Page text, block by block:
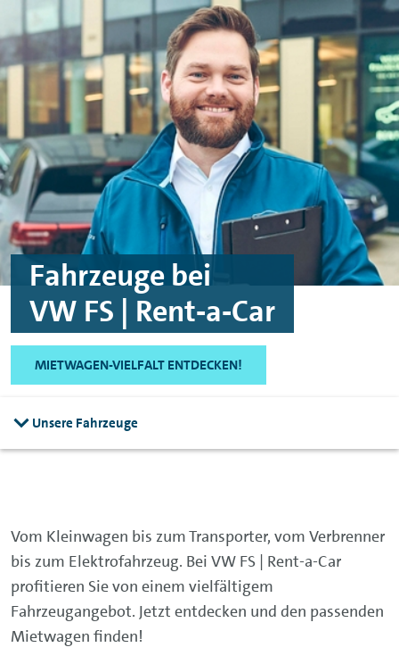
Skip to main content
Skip to footer
Fahrzeuge bei
VW FS | Rent‑a‑Car
MIETWAGEN-VIELFALT ENTDECKEN!
Unsere Fahrzeuge
Vom Kleinwagen bis zum Transporter, vom Verbrenner
bis zum Elektrofahrzeug. Bei VW FS | Rent-a-Car
profitieren Sie von einem vielfältigem
Fahrzeugangebot. Jetzt entdecken und den passenden
Mietwagen finden!